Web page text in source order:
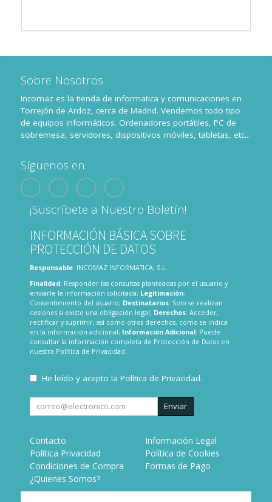
Sobre Nosotros
Incomaz es la tienda de informatica y comunicaciones en
Torrejón de Ardoz, cerca de Madrid. Vendemos todo tipo
de equipos informáticos. Ordenadores portátiles, PC de
sobremesa, servidores, dispositivos móviles, tabletas, etc...
Síguenos en:
¡Suscríbete a Nuestro Boletín!
INFORMACIÓN BÁSICA SOBRE
PROTECCIÓN DE DATOS
Responsable: INCOMAZ INFORMATICA, S.L.
Finalidad: Responder las consultas planteadas por el usuario y
enviarle la información solicitada; Legitimación:
Consentimiento del usuario; Destinatarios: Solo se realizan
cesiones si existe una obligación legal; Derechos: Acceder,
rectificar y suprimir, así como otros derechos, como se indica
en la información adicional; Información Adicional: Puede
consultar la información completa de Protección de Datos en
nuestra Política de Privacidad.
He leído y acepto la Política de Privacidad.
Enviar
Contacto
Información Legal
Política Privacidad
Política de Cookies
Condiciones de Compra
Formas de Pago
¿Quienes Somos?